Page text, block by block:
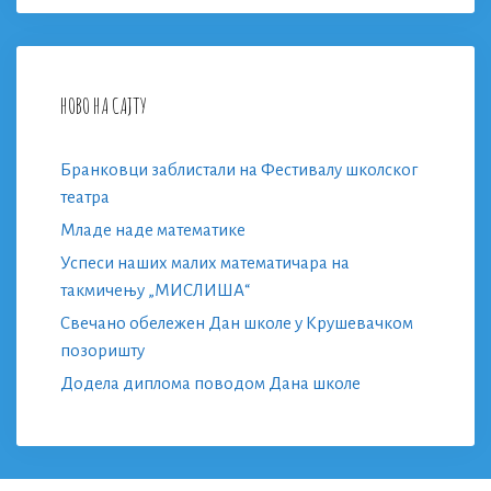
НОВО НА САЈТУ
Бранковци заблистали на Фестивалу школског
театра
Младе наде математике
Успеси наших малих математичара на
такмичењу „МИСЛИША“
Свечано обележен Дан школе у Крушевачком
позоришту
Додела диплома поводом Дана школе